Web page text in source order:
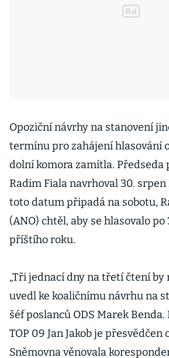
Opoziční návrhy na stanovení
termínu pro zahájení hlasování
dolní komora zamítla. Předseda
Radim Fiala navrhoval 30. srpen
toto datum připadá na sobotu,
(ANO) chtěl, aby se hlasovalo
příštího roku.
„Tři jednací dny na třetí čtení by
uvedl ke koaličnímu návrhu na
šéf poslanců ODS Marek
TOP 09 Jan Jakob je přesvědčen
Sněmovna věnovala